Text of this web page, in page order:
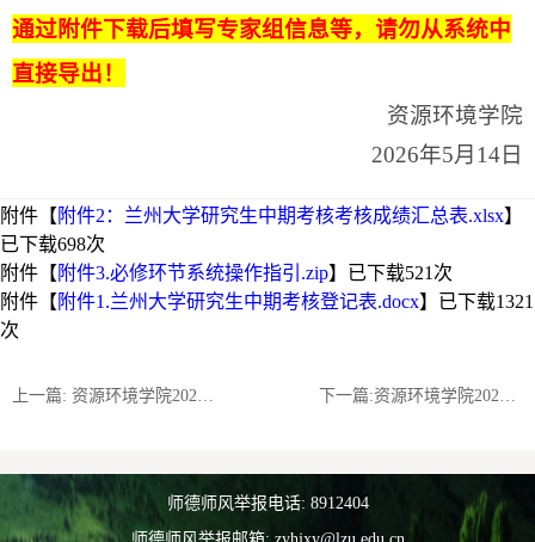
通过附件下载后填写专家组信息等，请勿从系统中
直接导出！
资源环境学院
2026年5月14日
附件【 附件2：兰州大学研究生中期考核考核成绩汇总表.xlsx】
已下载698次
附件【 附件3.必修环节系统操作指引.zip】已下载521 次
附件【 附件1.兰州大学研究生中期考核登记表.docx】已下载1321
次
上一篇: 资源环境学院2026年博士研究生招生拟录取名单公示（补充） 下一篇:资源环境学院2026年博士研究生招生复试录取实施细则（第二批）
师德师风举报电话: 8912404